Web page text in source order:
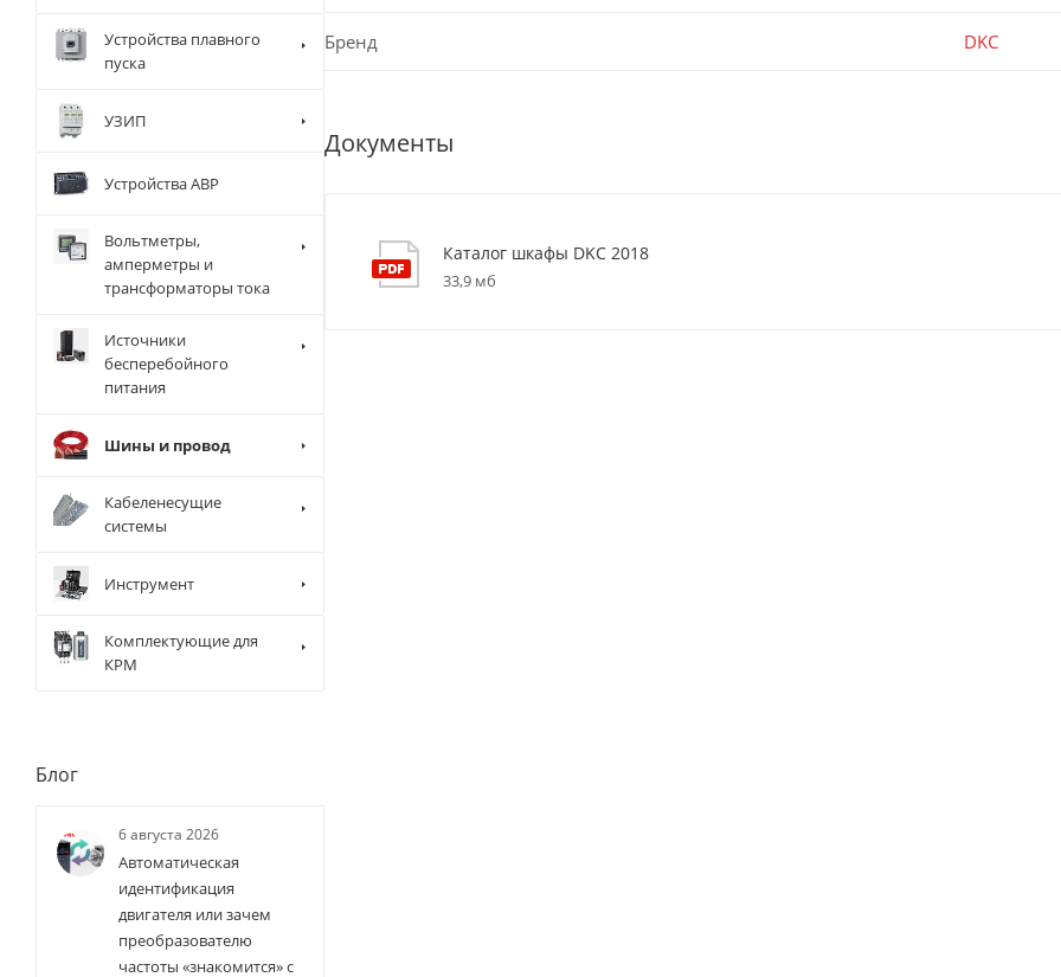
Бренд DKC
Документы
Каталог шкафы DKC 2018
33,9 мб
Устройства плавного
пуска
УЗИП
Устройства АВР
Вольтметры,
амперметры и
трансформаторы тока
Источники
бесперебойного
питания
Шины и провод
Кабеленесущие
системы
Инструмент
Комплектующие для
КРМ
Блог
6 августа 2026
Автоматическая
идентификация
двигателя или зачем
преобразователю
частоты «знакомится» с